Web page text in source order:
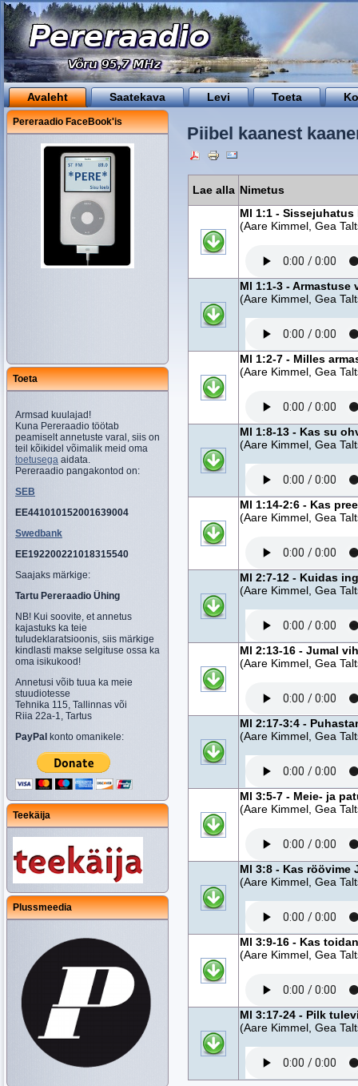
Avaleht Saatekava Levi Toeta
Pereraadio FaceBook'is
Toeta
Armsad kuulajad!
Kuna Pereraadio töötab
peamiselt annetuste varal, siis on
teil kõikidel võimalik meid oma
toetusega aidata.
Pereraadio pangakontod on:
SEB
EE441010152001639004
Swedbank
EE192200221018315540
Saajaks märkige:
Tartu Pereraadio Ühing
NB! Kui soovite, et annetus
kajastuks ka teie
tuludeklaratsioonis, siis märkige
kindlasti makse selgituse ossa ka
oma isikukood!
Annetusi võib tuua ka meie
stuudiotesse
Tehnika 115, Tallinnas või
Riia 22a-1, Tartus
PayPal konto omanikele:
Teekäija
Plussmeedia
Piibel kaanest
Lae alla Nimetus
Ml 1:1 - Sissejuhatus
(Aare Kimmel, Gea
Ml 1:1-3 - Armastuse
(Aare Kimmel, Gea
Ml 1:2-7 - Milles
(Aare Kimmel, Gea
Ml 1:8-13 - Kas su
(Aare Kimmel, Gea
Ml 1:14-2:6 - Kas
(Aare Kimmel, Gea
Ml 2:7-12 - Kuidas
(Aare Kimmel, Gea
Ml 2:13-16 - Jumal
(Aare Kimmel, Gea
Ml 2:17-3:4 -
(Aare Kimmel, Gea
Ml 3:5-7 - Meie- ja
(Aare Kimmel, Gea
Ml 3:8 - Kas röövime
(Aare Kimmel, Gea
Ml 3:9-16 - Kas
(Aare Kimmel, Gea
Ml 3:17-24 - Pilk
(Aare Kimmel, Gea